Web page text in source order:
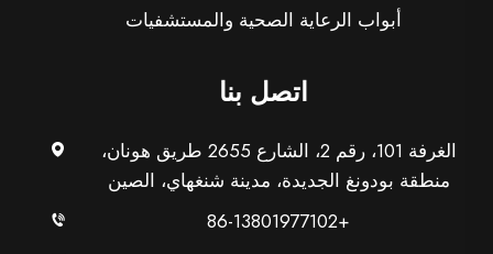
أبواب الرعاية الصحية والمستشفيات
اتصل بنا
الغرفة 101، رقم 2، الشارع 2655 طريق هونان،
منطقة بودونغ الجديدة، مدينة شنغهاي، الصين
+86-13801977102